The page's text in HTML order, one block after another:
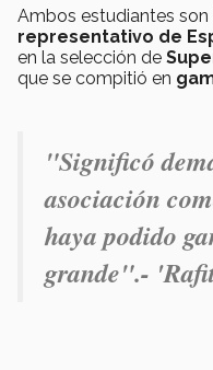
Ambos estudiantes son
representativo de
en la selección de
que se compitió en
"Significó
asociación
haya podido
grande".-